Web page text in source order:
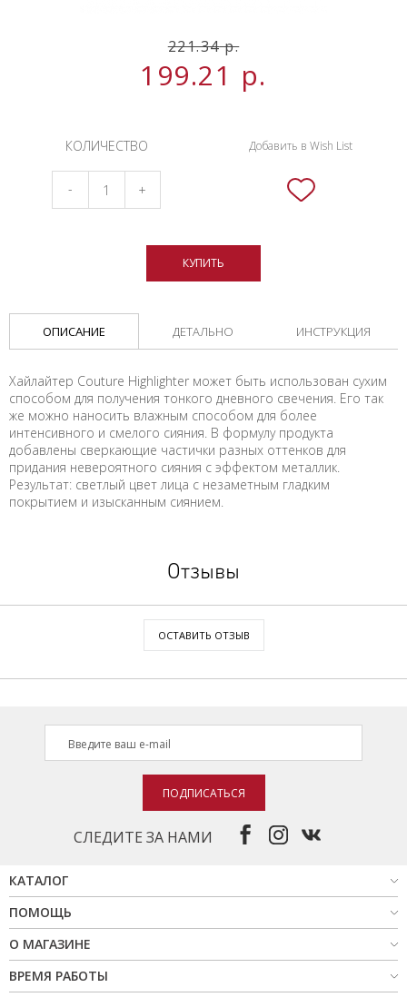
221.34р.
199.21 р.
КОЛИЧЕСТВО
- +
КУПИТЬ
Добавить в Wish List
ОПИСАНИЕ ДЕТАЛЬНО ИНСТРУКЦИЯ
Хайлайтер Couture Highlighter может быть использован сухим
способом для получения тонкого дневного свечения. Его так
же можно наносить влажным способом для более
интенсивного и смелого сияния. В формулу продукта
добавлены сверкающие частички разных оттенков для
придания невероятного сияния с эффектом металлик.
Результат: светлый цвет лица с незаметным гладким
покрытием и изысканным сиянием.
Отзывы
ОСТАВИТЬ ОТЗЫВ
СЛЕДИТЕ ЗА НАМИ
ПОДПИСАТЬСЯ
КАТАЛОГ
ПОМОЩЬ
О МАГАЗИНЕ
ВРЕМЯ РАБОТЫ